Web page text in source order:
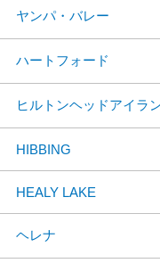
ヤンパ・バレー
ハートフォード
ヒルトンヘッドアイラ
HIBBING
HEALY LAKE
ヘレナ